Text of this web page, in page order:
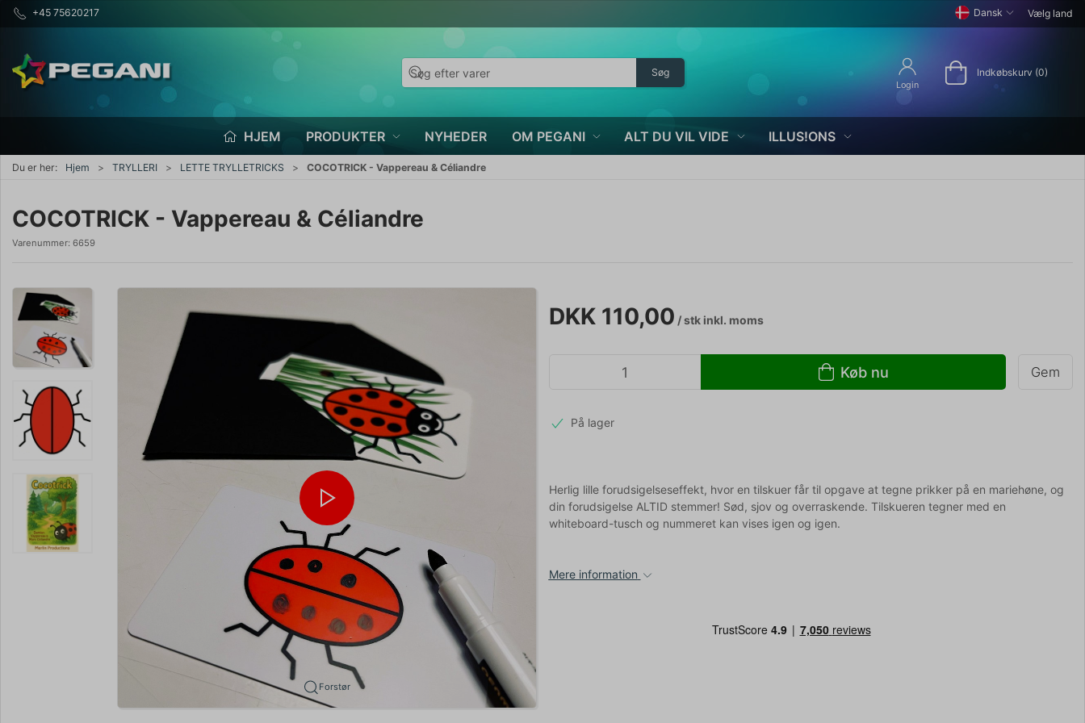
+45 75620217 Dansk Vælg land
Søg
Login
Indkøbskurv (0)
HJEM PRODUKTER NYHEDER OM PEGANI ALT DU VIL VIDE ILLUS!ONS
Du er her: Hjem TRYLLERI LETTE TRYLLETRICKS COCOTRICK - Vappereau & Céliandre
COCOTRICK - Vappereau & Céliandre
Varenummer: 6659
Forstør
DKK 110,00 / stkinkl. moms
Køb nu Gem
På lager
Herlig lille forudsigelseseffekt, hvor en tilskuer får til opgave at tegne prikker på en mariehøne, og
din forudsigelse ALTID stemmer! Sød, sjov og overraskende. Tilskueren tegner med en
whiteboard-tusch og nummeret kan vises igen og igen.
Mere information